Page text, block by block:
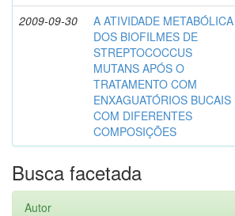
2009-09-30
A ATIVIDADE METABÓLICA
DOS BIOFILMES DE
STREPTOCOCCUS
MUTANS APÓS O
TRATAMENTO COM
ENXAGUATÓRIOS BUCAIS
COM DIFERENTES
COMPOSIÇÕES
Busca facetada
Autor